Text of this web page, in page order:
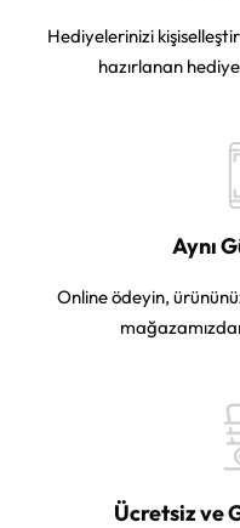
Hediyelerinizi
hazırlanan
Aynı
Online ödeyin,
Ücretsiz ve